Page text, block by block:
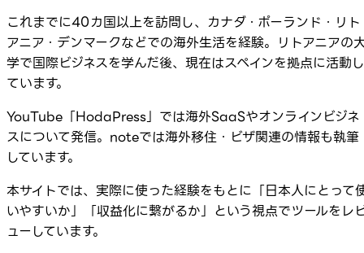
これまでに40カ国以上を訪問し、カナダ・ポーランド・リト
アニア・デンマークなどでの海外生活を経験。リトアニアの
学で国際ビジネスを学んだ後、現在はスペインを拠点に活動し
ています。
YouTube「HodaPress」では海外SaaSやオンラインビジネ
スについて発信。noteでは海外移住・ビザ関連の情報も執筆
しています。
本サイトでは、実際に使った経験をもとに「日本人にとって
いやすいか」「収益化に繋がるか」という視点でツールをレ
ューしています。